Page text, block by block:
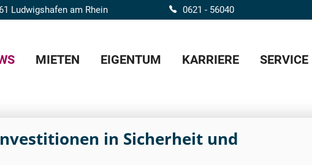
Ludwigshafen am Rhein 0621 - 56040
MIETEN EIGENTUM KARRIERE SERVICE
in Sicherheit und